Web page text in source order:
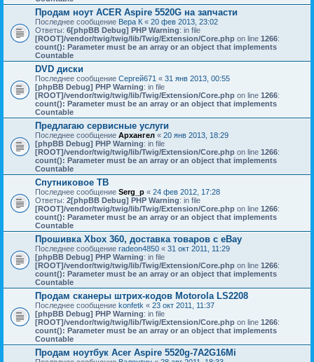
Продам ноут ACER Aspire 5520G на запчасти
Последнее сообщение Вера К « 20 фев 2013, 23:02
Ответы: 6[phpBB Debug] PHP Warning: in file
[ROOT]/vendor/twig/twig/lib/Twig/Extension/Core.php on line 1266:
count(): Parameter must be an array or an object that implements
Countable
DVD диски
Последнее сообщение Сергей671 « 31 янв 2013, 00:55
[phpBB Debug] PHP Warning: in file
[ROOT]/vendor/twig/twig/lib/Twig/Extension/Core.php on line 1266:
count(): Parameter must be an array or an object that implements
Countable
Предлагаю сервисные услуги
Последнее сообщение Архангел « 20 янв 2013, 18:29
[phpBB Debug] PHP Warning: in file
[ROOT]/vendor/twig/twig/lib/Twig/Extension/Core.php on line 1266:
count(): Parameter must be an array or an object that implements
Countable
Спутниковое ТВ
Последнее сообщение Serg_p « 24 фев 2012, 17:28
Ответы: 2[phpBB Debug] PHP Warning: in file
[ROOT]/vendor/twig/twig/lib/Twig/Extension/Core.php on line 1266:
count(): Parameter must be an array or an object that implements
Countable
Прошивка Xbox 360, доставка товаров с eBay
Последнее сообщение radeon4850 « 31 окт 2011, 11:29
[phpBB Debug] PHP Warning: in file
[ROOT]/vendor/twig/twig/lib/Twig/Extension/Core.php on line 1266:
count(): Parameter must be an array or an object that implements
Countable
Продам сканеры штрих-кодов Motorola LS2208
Последнее сообщение konfetk « 23 окт 2011, 11:37
[phpBB Debug] PHP Warning: in file
[ROOT]/vendor/twig/twig/lib/Twig/Extension/Core.php on line 1266:
count(): Parameter must be an array or an object that implements
Countable
Продам ноутбук Acer Aspire 5520g-7A2G16Mi